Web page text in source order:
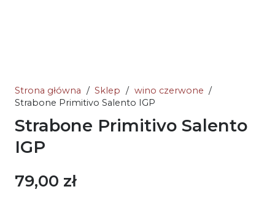
Strona główna / Sklep / wino czerwone /
Strabone Primitivo Salento IGP
Strabone Primitivo Salento
IGP
79,00 zł